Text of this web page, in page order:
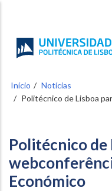
conteúdo
principal
Início
Notícias
Politécnico de Lisboa
Politécnico
Económico